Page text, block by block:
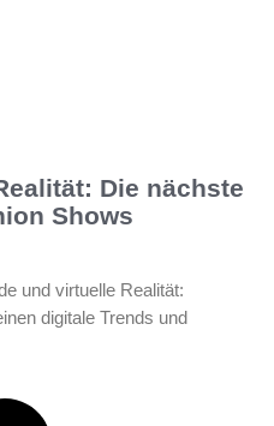
Die nächste
Shows
und virtuelle Realität:
digitale Trends und